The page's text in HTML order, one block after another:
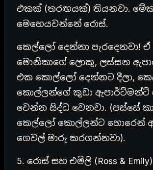
එකක් (තරඟයක්) තියනවා.
මෙහෙයවන්නේ රොස්.
කෙල්ලෝ දෙන්නා පැරදෙනවා! ඒ
මොනිකාගේ ලොකු, ලස්සන
එක කොල්ලෝ දෙන්නට දීලා,
කොල්ලන්ගේ කුඩා ඇපාර්ට්මන්ට්
වෙන්න සිද්ධ වෙනවා. (පස්සේ
කෙල්ලෝ කොල්ලන්ට හොරෙන්
ගෙවල් මාරු කරගන්නවා).
5. රොස් සහ එමිලි (Ross & Emily)